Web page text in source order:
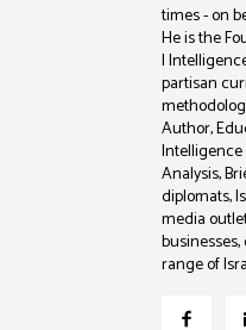
times - on
He is the
|
partisan
Author,
Analysis,
diplomats,
media
range of